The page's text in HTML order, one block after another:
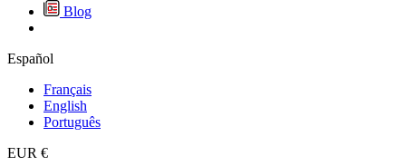
Blog
Español
Français
English
Português
EUR €